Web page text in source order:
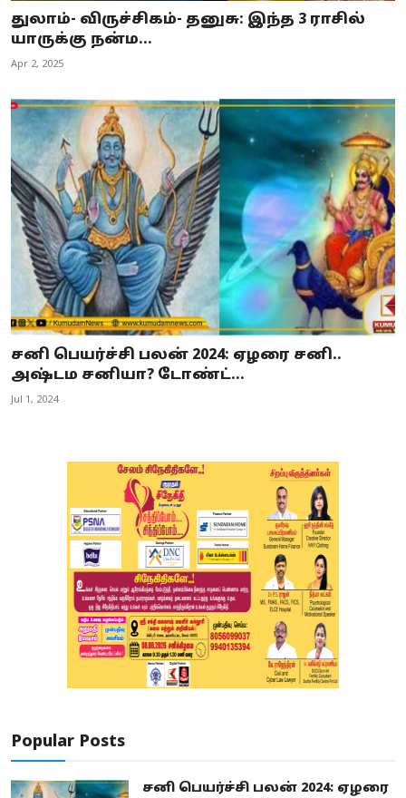
துலாம்- விருச்சிகம்- தனுசு: இந்த 3 ராசில்
யாருக்கு நன்ம...
Apr 2, 2025
சனி பெயர்ச்சி பலன் 2024: ஏழரை சனி..
அஷ்டம சனியா? டோண்ட்...
Jul 1, 2024
Popular Posts
சனி பெயர்ச்சி பலன் 2024: ஏழரை